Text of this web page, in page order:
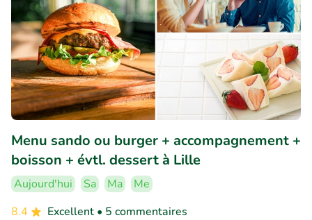
Menu sando ou burger + accompagnement +
boisson + évtl. dessert à Lille
Aujourd'hui Sa Ma
Me
8.4
Excellent • 5 commentaires